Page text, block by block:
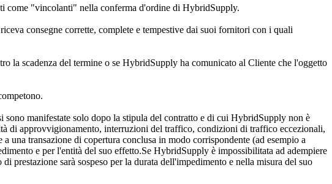
come "vincolanti" nella conferma d'ordine di HybridSupply.
consegne corrette, complete e tempestive dai suoi fornitori con i quali
la scadenza del termine o se HybridSupply ha comunicato al Cliente che l'oggetto
manifestate solo dopo la stipula del contratto e di cui HybridSupply non è
di approvvigionamento, interruzioni del traffico, condizioni di traffico eccezionali,
transazione di copertura conclusa in modo corrispondente (ad esempio a
e per l'entità del suo effetto.Se HybridSupply è impossibilitata ad adempiere
sarà sospeso per la durata dell'impedimento e nella misura del suo